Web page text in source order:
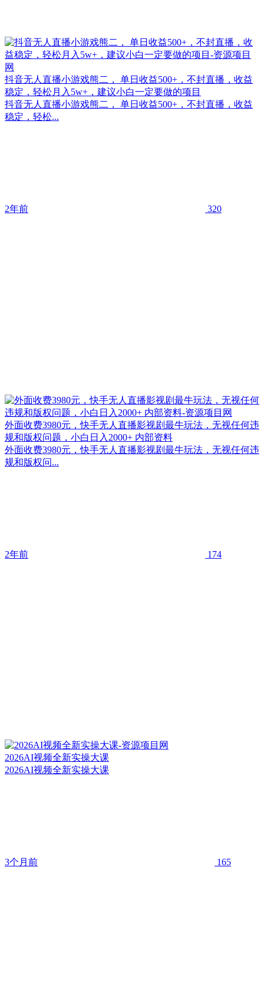
抖音无人直播小游戏熊二， 单日收益500+，不封直播，收益
稳定，轻松月入5w+，建议小白一定要做的项目
抖音无人直播小游戏熊二， 单日收益500+，不封直播，收益
稳定，轻松...
2年前 320
外面收费3980元，快手无人直播影视剧最牛玩法，无视任何违
规和版权问题，小白日入2000+ 内部资料
外面收费3980元，快手无人直播影视剧最牛玩法，无视任何违
规和版权问...
2年前 174
2026AI视频全新实操大课
2026AI视频全新实操大课
3个月前 165